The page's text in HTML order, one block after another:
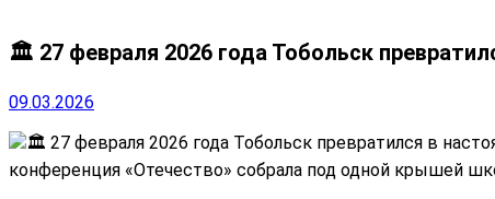
🏛 27 февраля 2026 года Тобольск
09.03.2026
🏛 27 февраля 2026 года Тобольск превратился в
конференция «Отечество» собрала под одной крышей